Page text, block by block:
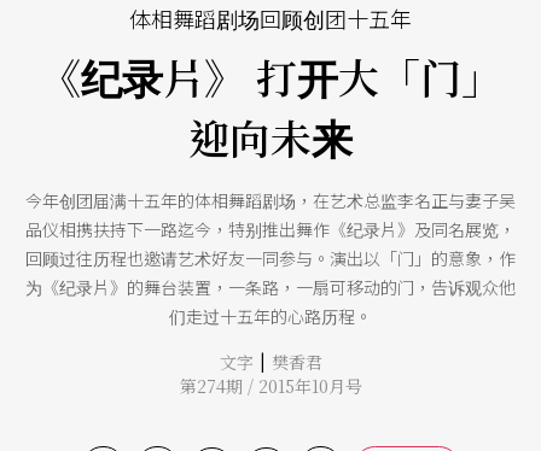
体相舞蹈剧场回顾创团十五年
《纪录片》 打开大「门」
迎向未来
今年创团届满十五年的体相舞蹈剧场，在艺术总监李名正与妻子吴
品仪相携扶持下一路迄今，特别推出舞作《纪录片》及同名展览，
回顾过往历程也邀请艺术好友一同参与。演出以「门」的意象，作
为《纪录片》的舞台装置，一条路，一扇可移动的门，告诉观众他
们走过十五年的心路历程。
文字 | 樊香君
第274期 / 2015年10月号